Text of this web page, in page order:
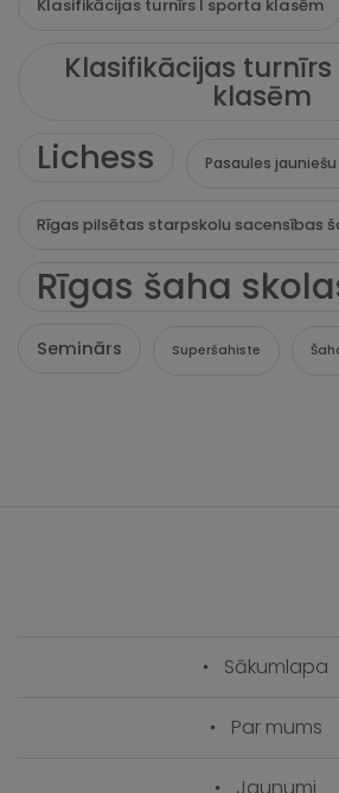
Klasifikācijas turnīrs I sporta klasēm
Klasifikācijas
klasēm
Lichess Pasaules
Rīgas pilsētas starpskolu sacensības
Rīgas šaha
Seminārs Superšahiste
Sākumlapa
Par mums
Jaunumi